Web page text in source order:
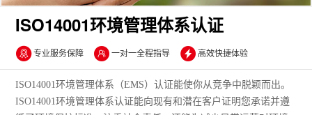
ISO14001环境管理体系认证
专业服务保障 一对一全程指导 高效快捷体验
ISO14001环境管理体系（EMS）认证能使你从竞争中脱颖而出。
ISO14001环境管理体系认证能向现有和潜在客户证明您承诺并遵